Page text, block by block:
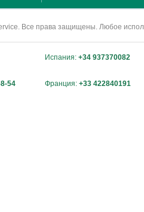
Все права защищены. Любое
Испания: +34 937370082
54 Франция: +33 422840191